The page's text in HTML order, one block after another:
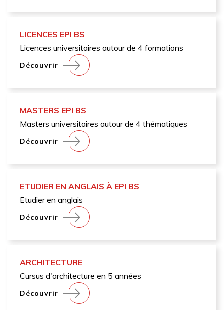
LICENCES EPI BS
Licences universitaires autour de 4 formations
Découvrir
MASTERS EPI BS
Masters universitaires autour de 4 thématiques
Découvrir
ETUDIER EN ANGLAIS À EPI BS
Etudier en anglais
Découvrir
ARCHITECTURE
Cursus d'architecture en 5 années
Découvrir